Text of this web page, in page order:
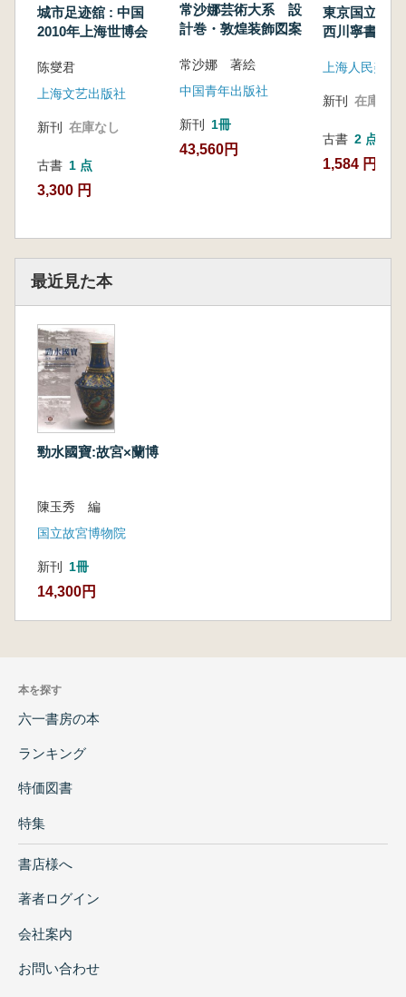
城市足迹舘 : 中国
2010年上海世博会
陈燮君
上海文艺出版社
新刊 在庫なし
古書 1 点
3,300 円
常沙娜芸術大系 設
計巻・敦煌装飾図案
常沙娜 著絵
中国青年出版社
新刊 1冊
43,560円
東京国立博
西川寧書法
上海人民美術
新刊 在庫なし
古書 2 点
1,584 円~
最近見た本
勁水國寶:故宮×蘭博
陳玉秀 編
国立故宮博物院
新刊 1冊
14,300円
本を探す
六一書房の本
ランキング
特価図書
特集
書店様へ
著者ログイン
会社案内
お問い合わせ